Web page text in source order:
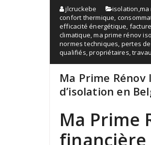
jlcruckebe isolation,ma
confort thermique,
efficacité énergétique,
climatique,ma prime rénov
normes techniques, pertes
qualifiés,propriétaires,
Ma Prime
d’isolation en
Ma Prime
financière